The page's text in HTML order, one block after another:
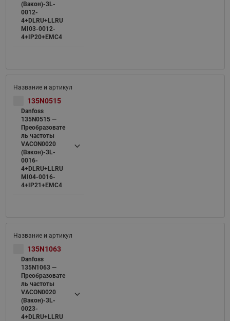
(Вакон)-3L-
0012-
4+DLRU+LLRU
MI03-0012-
4+IP20+EMC4
135N0515
Danfoss
135N0515 —
Преобразовате
ль частоты
VACON0020
(Вакон)-3L-
0016-
4+DLRU+LLRU
MI04-0016-
4+IP21+EMC4
135N1063
Danfoss
135N1063 —
Преобразовате
ль частоты
VACON0020
(Вакон)-3L-
0023-
4+DLRU+LLRU